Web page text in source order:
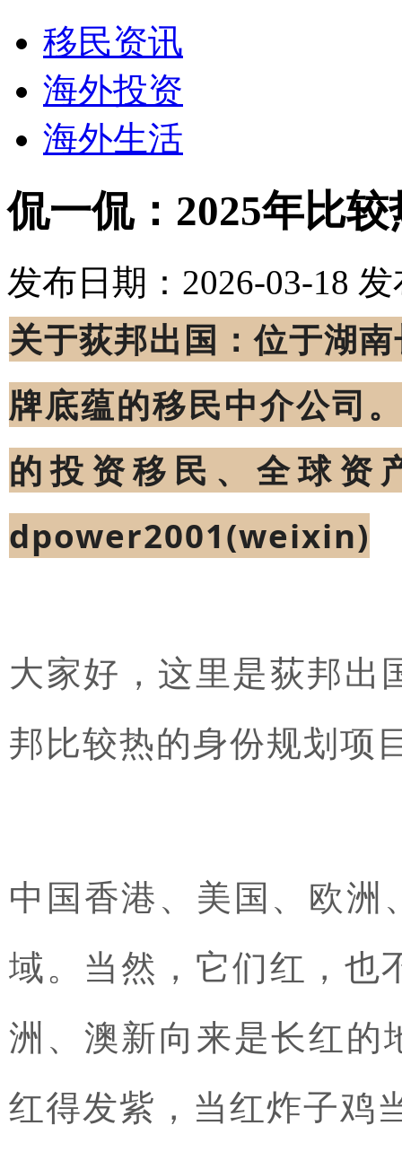
移民资讯
海外投资
海外生活
侃一侃：2025年比
发布日期：2026-03-18 发
关于荻邦出国：位于湖
牌底蕴的移民中介公司
的投资移民、全球资
dpower2001(weixin)
大家好，这里是荻邦出
邦比较热的身份规划项
中国香港、美国、欧洲
域。当然，它们红，也
洲、澳新向来是长红的
红得发紫，当红炸子鸡